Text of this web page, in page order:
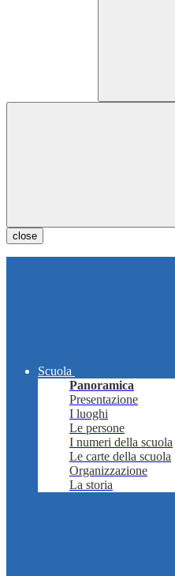
close
Scuola
Panoramica
Presentazione
I luoghi
Le persone
I numeri della scuola
Le carte della scuola
Organizzazione
La storia